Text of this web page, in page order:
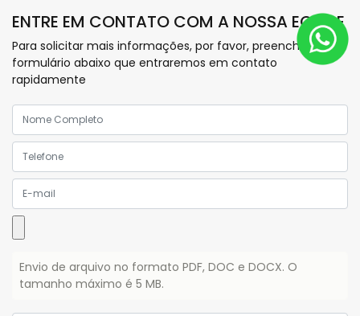
ENTRE EM CONTATO COM A NOSSA EQUIPE
Para solicitar mais informações, por favor, preencha o
formulário abaixo que entraremos em contato
rapidamente
Envio de arquivo no formato PDF, DOC e DOCX. O
tamanho máximo é 5 MB.